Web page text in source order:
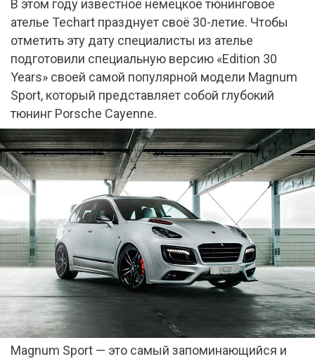
В этом году известное немецкое тюнинговое
ателье Techart празднует своё 30-летие. Чтобы
отметить эту дату специалисты из ателье
подготовили специальную версию «Edition 30
Years» своей самой популярной модели Magnum
Sport, который представляет собой глубокий
тюнинг Porsche Cayenne.
Magnum Sport — это самый запоминающийся и